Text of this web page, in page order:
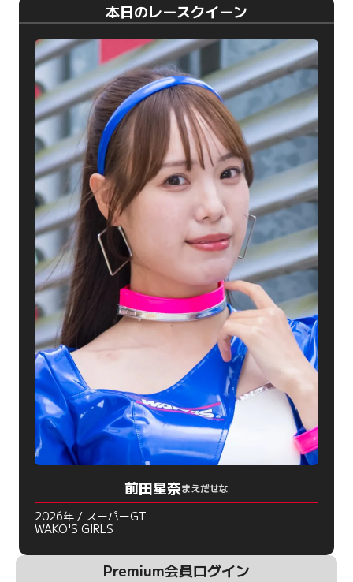
本日のレースクイーン
前田星奈まえだせな
2026年 / スーパーGT
WAKO'S GIRLS
Premium会員ログイン